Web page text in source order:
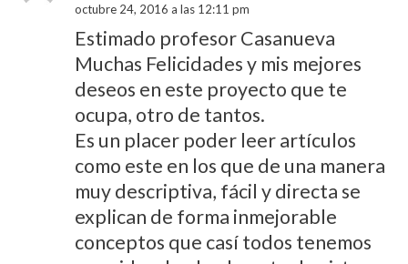
octubre 24, 2016 a las 12:11 pm
Estimado profesor Casanueva
Muchas Felicidades y mis mejores
deseos en este proyecto que te
ocupa, otro de tantos.
Es un placer poder leer artículos
como este en los que de una manera
muy descriptiva, fácil y directa se
explican de forma inmejorable
conceptos que casí todos tenemos